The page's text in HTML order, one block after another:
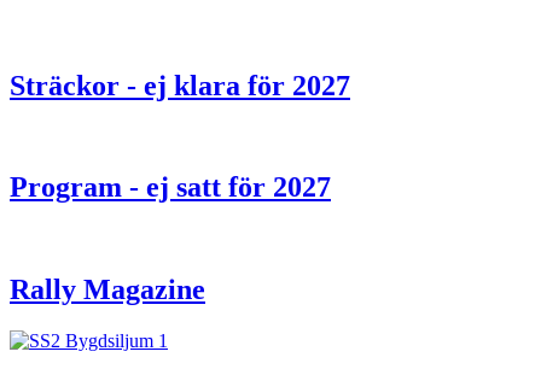
Sträckor - ej klara för 2027
Program - ej satt för 2027
Rally Magazine